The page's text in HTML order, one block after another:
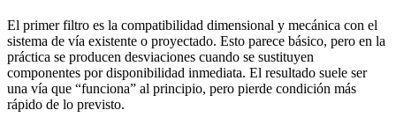
El primer filtro es la compatibilidad dimensional y mecánica con el
sistema de vía existente o proyectado. Esto parece básico, pero en la
práctica se producen desviaciones cuando se sustituyen
componentes por disponibilidad inmediata. El resultado suele ser
una vía que “funciona” al principio, pero pierde condición más
rápido de lo previsto.